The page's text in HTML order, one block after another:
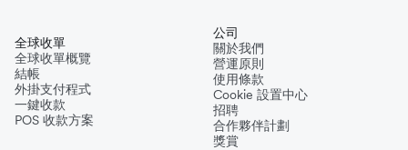
全球收單
全球收單概覽
結帳
外掛支付程式
一鍵收款
POS 收款方案
公司
關於我們
營運原則
使用條款
Cookie 設置中心
招聘
合作夥伴計劃
獎賞